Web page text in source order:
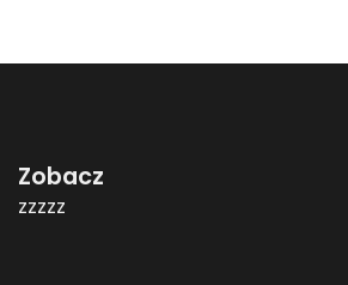
Zobacz
zzzzz